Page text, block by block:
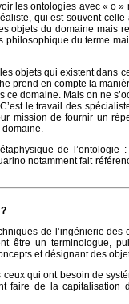
les ontologies avec « o
qui est souvent
objets du domaine mais
philosophique du terme
objets qui existent dans
prend en compte la
domaine. Mais on ne
le travail des
mission de fournir un
domaine.
de
notamment fait
de l’ingénierie
être un terminologue,
et désignant des
ceux qui ont besoin de
de la capitalisation